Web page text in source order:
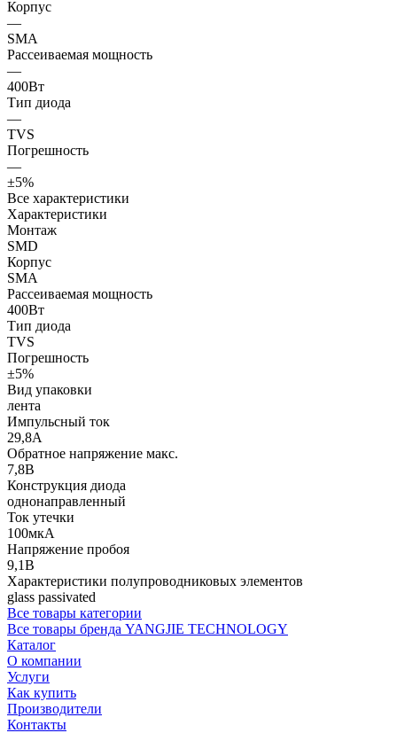
Корпус
—
SMA
Рассеиваемая мощность
—
400Вт
Тип диода
—
TVS
Погрешность
—
±5%
Все характеристики
Характеристики
Монтаж
SMD
Корпус
SMA
Рассеиваемая мощность
400Вт
Тип диода
TVS
Погрешность
±5%
Вид упаковки
лента
Импульсный ток
29,8А
Обратное напряжение макс.
7,8В
Конструкция диода
однонаправленный
Ток утечки
100мкА
Напряжение пробоя
9,1В
Характеристики полупроводниковых элементов
glass passivated
Все товары категории
Все товары бренда YANGJIE TECHNOLOGY
Каталог
О компании
Услуги
Как купить
Производители
Контакты